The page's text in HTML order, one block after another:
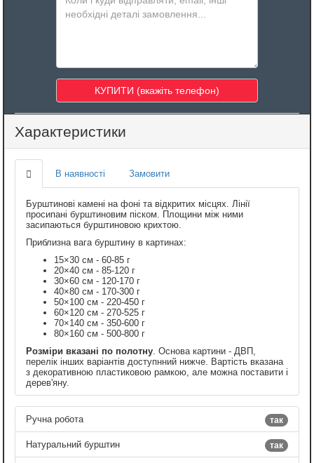
Характеристики
В наявності Замовити
Бурштинові камені на фоні та відкритих місцях. Лінії
просипані бурштиновим піском. Площини між ними
засипаються бурштиновою крихтою.
Приблизна вага бурштину в картинах:
15×30 см - 60-85 г
20×40 см - 85-120 г
30×60 см - 120-170 г
40×80 см - 170-300 г
50×100 см - 220-450 г
60×120 см - 270-525 г
70×140 см - 350-600 г
80×160 см - 500-800 г
Розміри вказані по полотну . Основа картини - ДВП,
перелік інших варіантів доступнний нижче. Вартість вказана
з декоративною пластиковою рамкою, але можна поставити і
дерев'яну.
так
Ручна робота
так
Натуральний бурштин